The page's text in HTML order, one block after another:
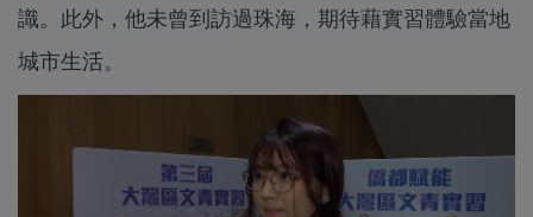
識。此外，他未曾到訪過珠海，期待藉實習體驗當地
城市生活。